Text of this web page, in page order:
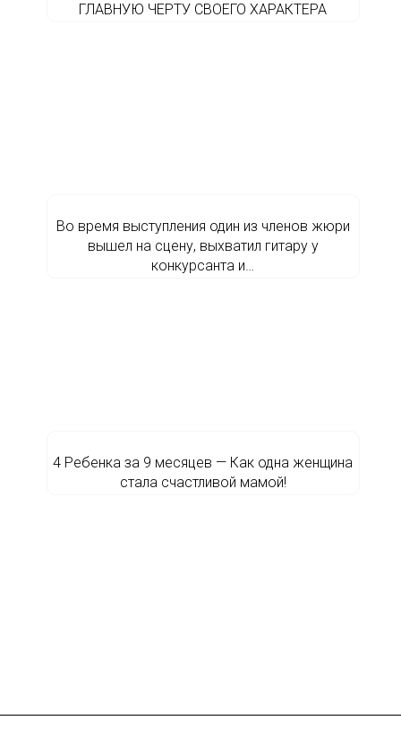
ГЛАВНУЮ ЧЕРТУ СВОЕГО ХАРАКТЕРА
Во время выступления один из членов жюри
вышел на сцену, выхватил гитару у
конкурсанта и…
4 Ребенка за 9 месяцев — Как одна женщина
стала счастливой мамой!